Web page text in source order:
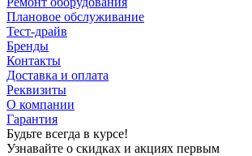
Плановое обслуживание
Тест-драйв
Бренды
Контакты
Доставка и оплата
Реквизиты
О компании
Гарантия
Будьте всегда в курсе!
Узнавайте о скидках и акциях первым